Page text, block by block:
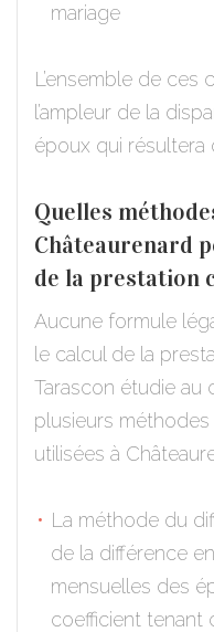
mariage
L’ensemble de ces
l’ampleur de la
époux qui résultera
Quelles
Châteaurenard
de la prestation
Aucune formule
le calcul de la
Tarascon étudie au
plusieurs
utilisées à
La méthode du
de la différence
mensuelles des
coefficient tenant